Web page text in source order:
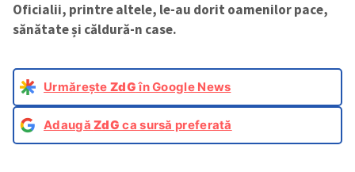
Oficialii, printre altele, le-au dorit oamenilor pace,
sănătate și căldură-n case.
Urmărește ZdGîn Google News
AdaugăZdG ca sursă preferată